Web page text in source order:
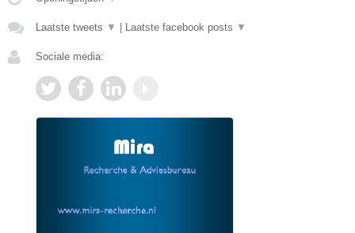
Laatste tweets ▼ Laatste facebook posts ▼
Sociale media: